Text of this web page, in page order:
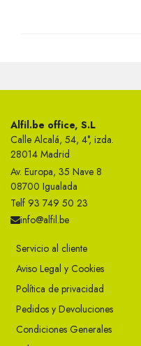
Alfil.be office, S.L
Calle Alcalá, 54, 4°, izda.
28014 Madrid
Av. Europa, 35 Nave 8
08700 Igualada
Telf 93 749 50 23
info@alfil.be
Servicio al cliente
Aviso Legal y Cookies
Política de privacidad
Pedidos y Devoluciones
Condiciones Generales